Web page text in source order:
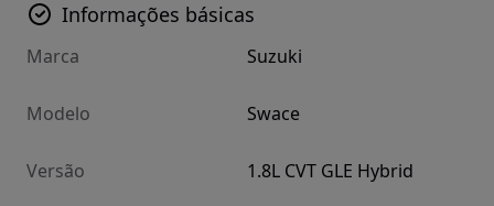
Informações básicas
Marca Suzuki
Modelo Swace
Versão 1.8L CVT GLE Hybrid